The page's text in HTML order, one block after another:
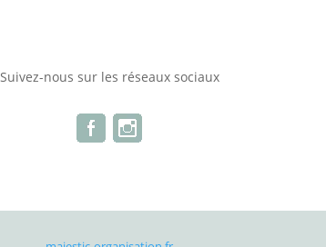
Suivez-nous sur les réseaux sociaux